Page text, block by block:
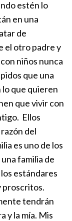
estén lo
en una
de
el otro padre y
niños nunca
que una
que quieren
que vivir con
Ellos
del
es uno de los
familia de
estándares
proscritos.
tendrán
y la mía. Mis